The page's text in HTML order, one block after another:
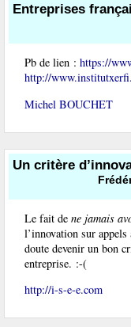
Entreprises
Pb de lien : https://
http://
Michel BOUCHET
Un critère
Le fait de ne jamais
l’innovation sur appels
doute devenir un bon
entreprise. :-(
http://i-s-e-e.com